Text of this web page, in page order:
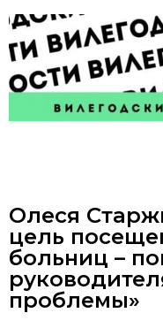
Олеся
цель
больниц –
проблемы»